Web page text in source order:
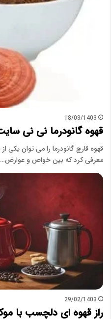
18/03/1403
قهوه گانودرما نی نی
قهوه قارچ گانودرما را می توان
معرفی کرد که بین خواص و عوارض…
29/02/1403
راز قهوه ای دلچسب با